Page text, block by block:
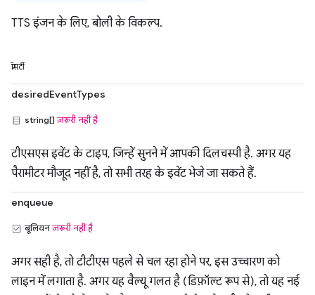
TTS इंजन के लिए, बोली के विकल्प.
प्रॉपर्टी
desiredEventTypes
string[]ज़रूरी नहीं है
टीएसएस इवेंट के टाइप, जिन्हें सुनने में आपकी दिलचस्पी है. अगर यह
पैरामीटर मौजूद नहीं है, तो सभी तरह के इवेंट भेजे जा सकते हैं.
enqueue
बूलियनज़रूरी नहीं है
अगर सही है, तो टीटीएस पहले से चल रहा होने पर, इस उच्चारण को
लाइन में लगाता है. अगर यह वैल्यू गलत है (डिफ़ॉल्ट रूप से), तो यह नई